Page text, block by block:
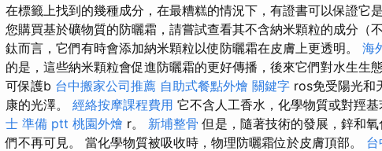
在標籤上找到的幾種成分，在最糟糕的情況下，有證書可以保證它
您購買基於礦物質的防曬霜，請嘗試查看其不含納米顆粒的成分（
鈦而言，它們有時會添加納米顆粒以使防曬霜在皮膚上更透明。 海
的是，這些納米顆粒會促進防曬霜的更好傳播，後來它們對水生生
可保護b 台中搬家公司推薦 自助式餐點外燴 關鍵字 ros免受陽光和
康的光澤。 經絡按摩課程費用 它不含人工香水，化學物質或對羥
士 準備 ptt 桃園外燴 r。 新埔整骨 但是，隨著技術的發展，鋅和
們不再可見。 當化學物質被吸收時，物理防曬霜位於皮膚頂部。